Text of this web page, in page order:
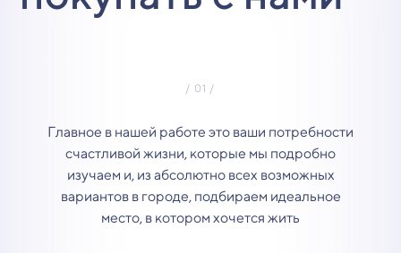
Главное в нашей работе это ваши потребности
счастливой жизни, которые мы подробно
изучаем и, из абсолютно всех возможных
вариантов в городе, подбираем идеальное
место, в котором хочется жить